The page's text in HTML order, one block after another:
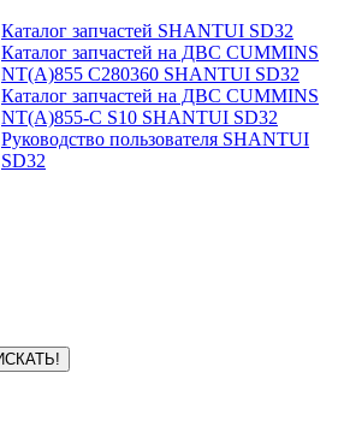
Каталог запчастей SHANTUI SD32
Каталог запчастей на ДВС CUMMINS
NT(A)855 C280360 SHANTUI SD32
Каталог запчастей на ДВС CUMMINS
NT(A)855-C S10 SHANTUI SD32
Руководство пользователя SHANTUI
SD32